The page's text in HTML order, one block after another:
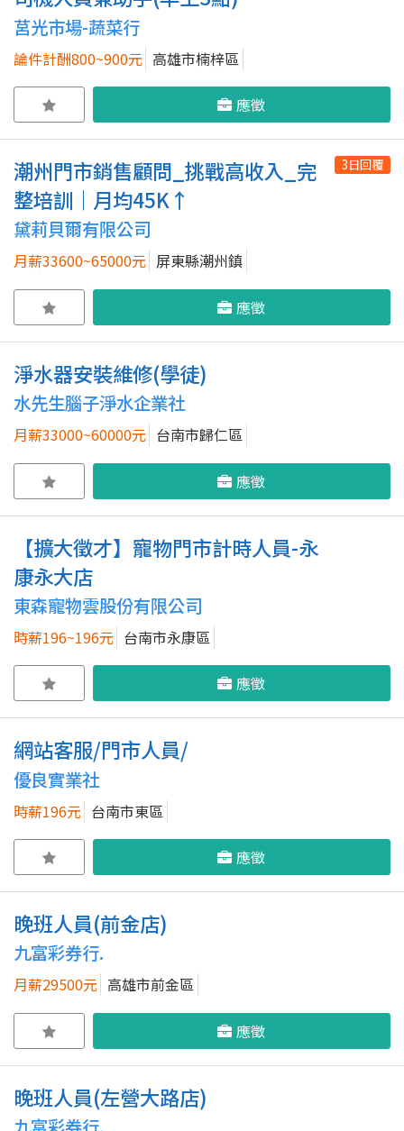
莒光市場-蔬菜行
論件計酬800~900元 高雄市楠梓區
應徵
潮州門市銷售顧問_挑戰高收入_完
整培訓｜月均45K↑
3日回覆
黛莉貝爾有限公司
月薪33600~65000元 屏東縣潮州鎮
應徵
淨水器安裝維修(學徒)
水先生腦子淨水企業社
月薪33000~60000元 台南市歸仁區
應徵
【擴大徵才】寵物門市計時人員-永
康永大店
東森寵物雲股份有限公司
時薪196~196元 台南市永康區
應徵
網站客服/門市人員/
優良實業社
時薪196元 台南市東區
應徵
晚班人員(前金店)
九富彩券行.
月薪29500元 高雄市前金區
應徵
晚班人員(左營大路店)